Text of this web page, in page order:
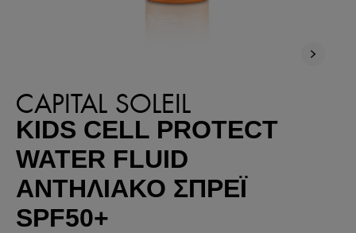
CAPITAL SOLEIL
KIDS CELL PROTECT
WATER FLUID
ΑΝΤΗΛΙΑΚΌ ΣΠΡΈΙ
SPF50+